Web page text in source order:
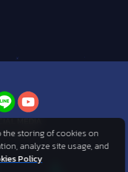
MEDIA
ก PlayPark
the storing of cookies on
analyze site usage, and
Policy